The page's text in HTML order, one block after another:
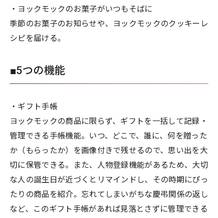
・ヨックモックのお菓子がいつもそばに
季節のお菓子のお知らせや、ヨックモックのクッキーレ
シピを届ける。
■5つの機能
・ギフト手帳
ヨックモックの商品に限らず、ギフトを一括して記録・
管理できる手帳機能。いつ、どこで、誰に、何を贈った
か（もらったか）を画像付きで残せるので、思い出を大
切に保管できる。また、人物登録機能があるため、大切
な人の誕生日が近づくとリマインドし、その時期にぴっ
たりの商品を紹介。忘れてしまいがちな慶弔関係の返し
など、このギフト手帳があれば見落とさずに管理できる